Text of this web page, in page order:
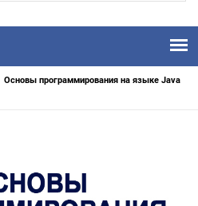
Основы программирования на языке Java